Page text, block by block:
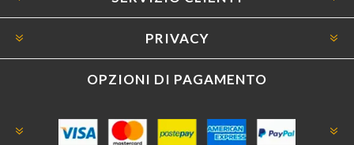
PRIVACY
OPZIONI DI PAGAMENTO